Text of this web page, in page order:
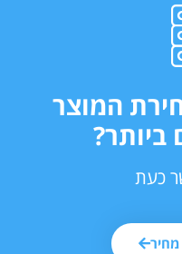
המוצר
כעת